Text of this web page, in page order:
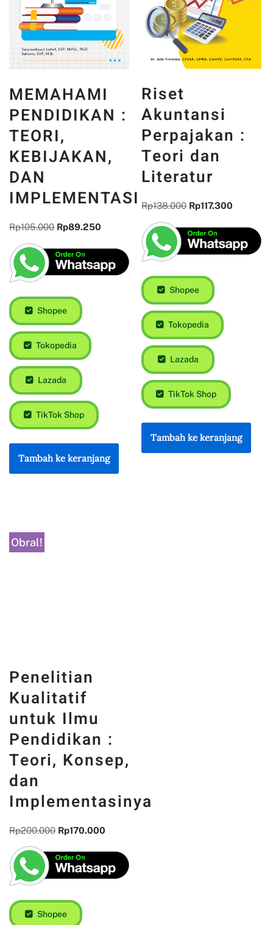
MEMAHAMI
PENDIDIKAN :
TEORI,
KEBIJAKAN,
DAN
IMPLEMENTASI
Rp105.000 Rp89.250
Shopee
Tokopedia
Lazada
TikTok Shop
Tambah ke keranjang
Riset
Akuntansi
Perpajakan :
Teori dan
Literatur
Rp138.000 Rp117.300
Shopee
Tokopedia
Lazada
TikTok Shop
Tambah ke keranjang
Obral!
Penelitian
Kualitatif
untuk Ilmu
Pendidikan :
Teori, Konsep,
dan
Implementasinya
Rp200.000 Rp170.000
Shopee